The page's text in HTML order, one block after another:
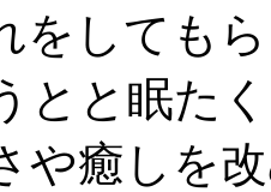
をしても
とと眠た
や癒しを